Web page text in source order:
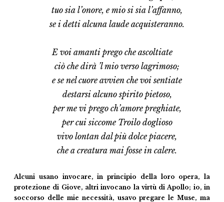
tuo sia l’onore, e mio si sia l’affanno,
se i detti alcuna laude acquisteranno.
E voi amanti prego che ascoltiate
ciò che dirà ’l mio verso lagrimoso;
e se nel cuore avvien che voi sentiate
destarsi alcuno spirito pietoso,
per me vi prego ch’amore preghiate,
per cui siccome Troilo doglioso
vivo lontan dal più dolce piacere,
che a creatura mai fosse in calere.
Alcuni usano invocare, in principio della loro opera, la
protezione di Giove, altri invocano la virtù di Apollo; io, in
soccorso delle mie necessità, usavo pregare le Muse, ma